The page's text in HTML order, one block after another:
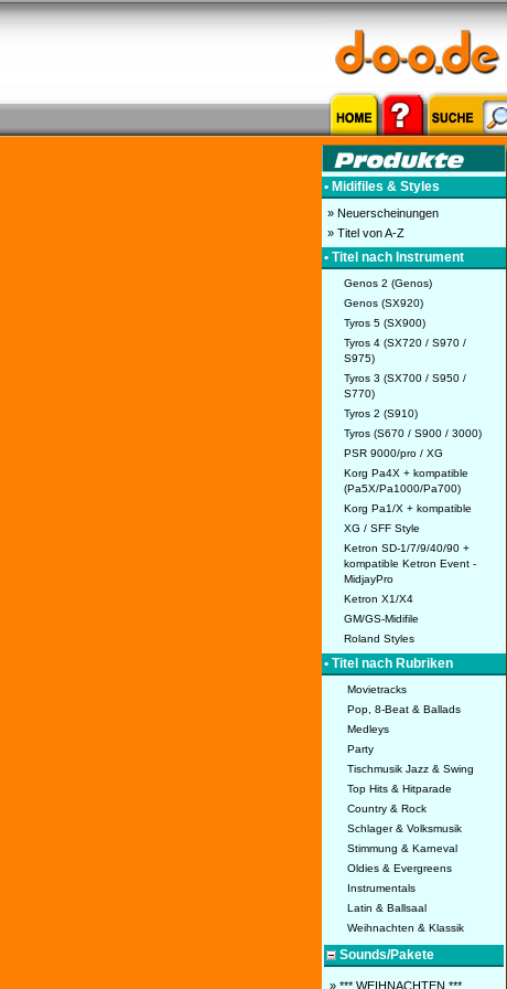
• Midifiles & Styles
» Neuerscheinungen
» Titel von A-Z
• Titel nach Instrument
Genos 2 (Genos)
Genos (SX920)
Tyros 5 (SX900)
Tyros 4 (SX720 / S970 /
S975)
Tyros 3 (SX700 / S950 /
S770)
Tyros 2 (S910)
Tyros (S670 / S900 / 3000)
PSR 9000/pro / XG
Korg Pa4X + kompatible
(Pa5X/Pa1000/Pa700)
Korg Pa1/X + kompatible
XG / SFF Style
Ketron SD-1/7/9/40/90 +
kompatible Ketron Event -
MidjayPro
Ketron X1/X4
GM/GS-Midifile
Roland Styles
• Titel nach Rubriken
Movietracks
Pop, 8-Beat & Ballads
Medleys
Party
Tischmusik Jazz & Swing
Top Hits & Hitparade
Country & Rock
Schlager & Volksmusik
Stimmung & Karneval
Oldies & Evergreens
Instrumentals
Latin & Ballsaal
Weihnachten & Klassik
Sounds/Pakete
» *** WEIHNACHTEN ***